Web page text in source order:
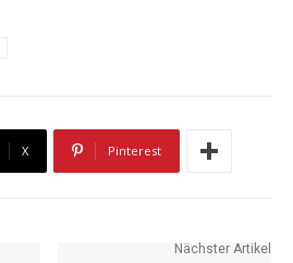
X Pinterest
Nächster Artikel